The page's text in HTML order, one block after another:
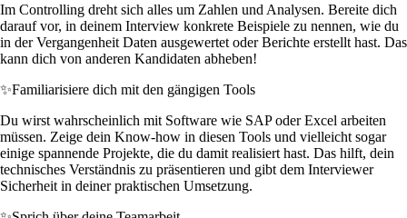
Im Controlling dreht sich alles um Zahlen und Analysen. Bereite dich
darauf vor, in deinem Interview konkrete Beispiele zu nennen, wie du
in der Vergangenheit Daten ausgewertet oder Berichte erstellt hast. Das
kann dich von anderen Kandidaten abheben!
✨Familiarisiere dich mit den gängigen Tools
Du wirst wahrscheinlich mit Software wie SAP oder Excel arbeiten
müssen. Zeige dein Know-how in diesen Tools und vielleicht sogar
einige spannende Projekte, die du damit realisiert hast. Das hilft, dein
technisches Verständnis zu präsentieren und gibt dem Interviewer
Sicherheit in deiner praktischen Umsetzung.